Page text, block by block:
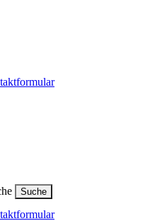
Suche